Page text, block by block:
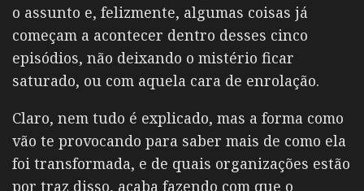
o assunto e, felizmente, algumas coisas já
começam a acontecer dentro desses cinco
episódios, não deixando o mistério ficar
saturado, ou com aquela cara de enrolação.
Claro, nem tudo é explicado, mas a forma como
vão te provocando para saber mais de como ela
foi transformada, e de quais organizações estão
por traz disso, acaba fazendo com que o